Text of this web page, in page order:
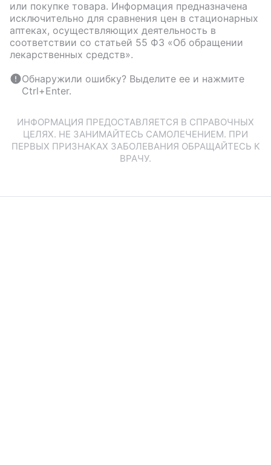
или покупке товара. Информация предназначена
исключительно для сравнения цен в стационарных
аптеках, осуществляющих деятельность в
соответствии со статьей 55 ФЗ «Об обращении
лекарственных средств».
Обнаружили ошибку? Выделите ее и нажмите
Ctrl+Enter.
ИНФОРМАЦИЯ ПРЕДОСТАВЛЯЕТСЯ В СПРАВОЧНЫХ
ЦЕЛЯХ. НЕ ЗАНИМАЙТЕСЬ САМОЛЕЧЕНИЕМ. ПРИ
ПЕРВЫХ ПРИЗНАКАХ ЗАБОЛЕВАНИЯ ОБРАЩАЙТЕСЬ К
ВРАЧУ.